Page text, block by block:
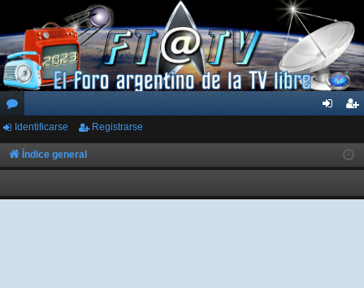
or
os
ar
ist
rs
Identificarse Registrarse
Índice general